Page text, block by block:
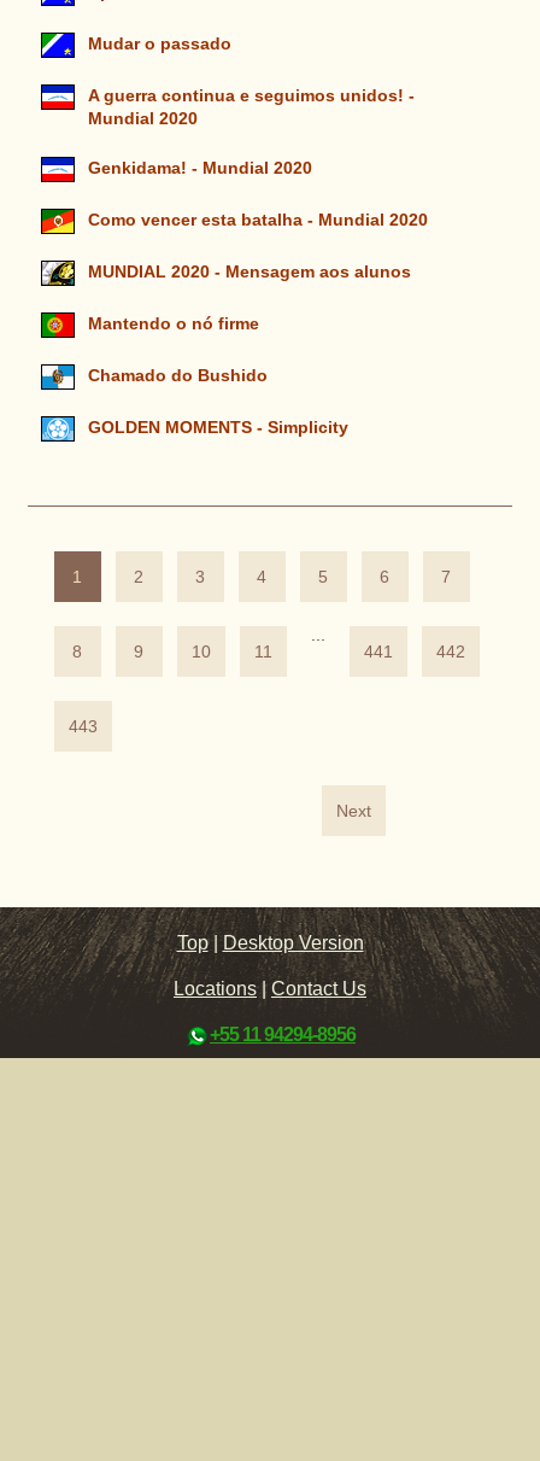
Mudar o passado
A guerra continua e seguimos unidos! -
Mundial 2020
Genkidama! - Mundial 2020
Como vencer esta batalha - Mundial 2020
MUNDIAL 2020 - Mensagem aos alunos
Mantendo o nó firme
Chamado do Bushido
GOLDEN MOMENTS - Simplicity
1 2 3 4 5 6 7
8 9 10 11
...
441
442
443
Next
Top |Desktop Version
Locations|Contact Us
+55 11 94294-8956